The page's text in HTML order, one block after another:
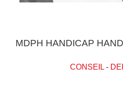
MDPH HANDICAP
CONSEIL-